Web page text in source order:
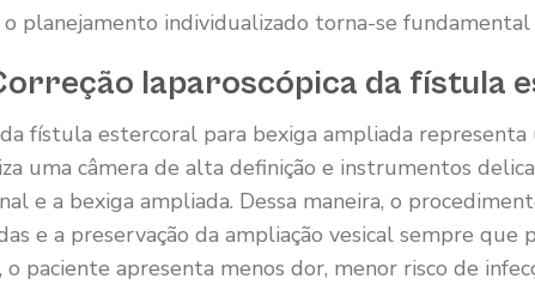
o planejamento individualizado torna-se
laparoscópica da fístula
fístula estercoral para bexiga ampliada
uma câmera de alta definição e instrumentos
e a bexiga ampliada. Dessa maneira, o
e a preservação da ampliação vesical sempre
paciente apresenta menos dor, menor risco de